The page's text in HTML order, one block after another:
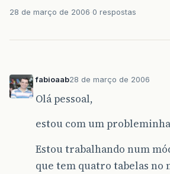
28 de março de 2006 0 respostas
fabioaab28 de março de 2006
Olá pessoal,
estou com um
Estou trabalhando num
que tem quatro tabelas no